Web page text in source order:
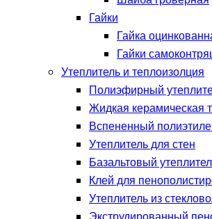
Гайки
Гайка
Гайки
Утеплитель и теплоизолция
Полиэфирный
Жидкая керамическая
Вспененный
Утеплитель для стен
Базальтовый
Клей для
Утеплитель из